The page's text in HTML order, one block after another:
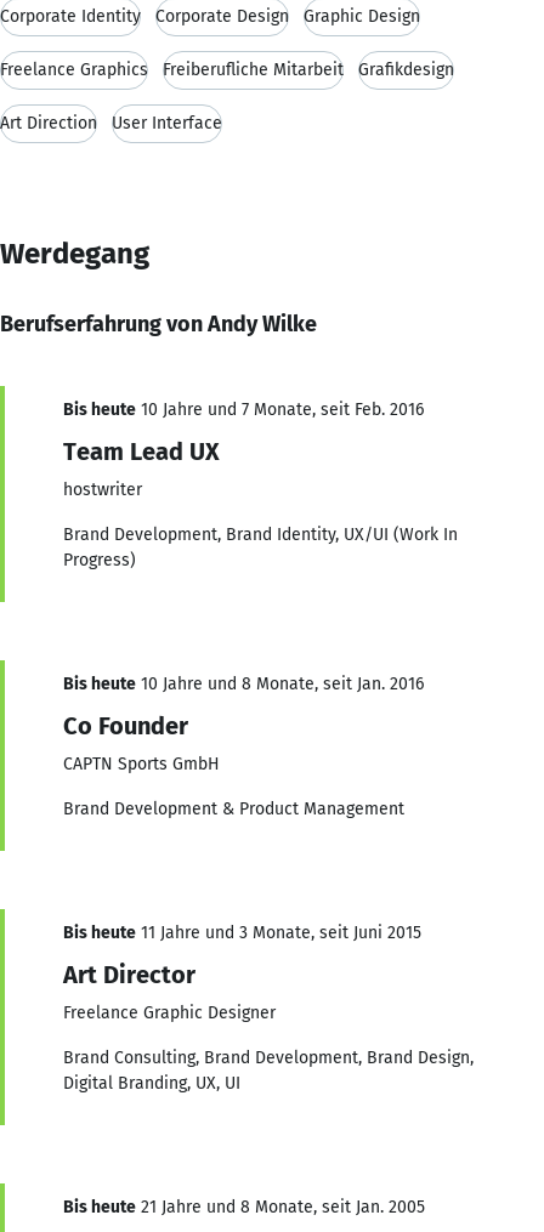
Corporate Identity Corporate Design Graphic Design
Freelance Graphics Freiberufliche Mitarbeit Grafikdesign
Art Direction User Interface
Werdegang
Berufserfahrung von Andy Wilke
Bis heute 10 Jahre und 7 Monate, seit Feb. 2016
Team Lead UX
hostwriter
Brand Development, Brand Identity, UX/UI (Work In
Progress)
Bis heute 10 Jahre und 8 Monate, seit Jan. 2016
Co Founder
CAPTN Sports GmbH
Brand Development & Product Management
Bis heute 11 Jahre und 3 Monate, seit Juni 2015
Art Director
Freelance Graphic Designer
Brand Consulting, Brand Development, Brand Design,
Digital Branding, UX, UI
Bis heute 21 Jahre und 8 Monate, seit Jan. 2005